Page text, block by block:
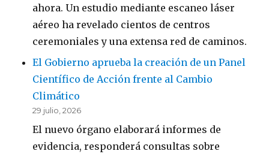
ahora. Un estudio mediante escaneo láser
aéreo ha revelado cientos de centros
ceremoniales y una extensa red de caminos.
El Gobierno aprueba la creación de un Panel
Científico de Acción frente al Cambio
Climático
29 julio, 2026
El nuevo órgano elaborará informes de
evidencia, responderá consultas sobre